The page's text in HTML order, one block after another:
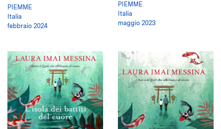
PIEMME
Italia
febbraio 2024
PIEMME
Italia
maggio 2023